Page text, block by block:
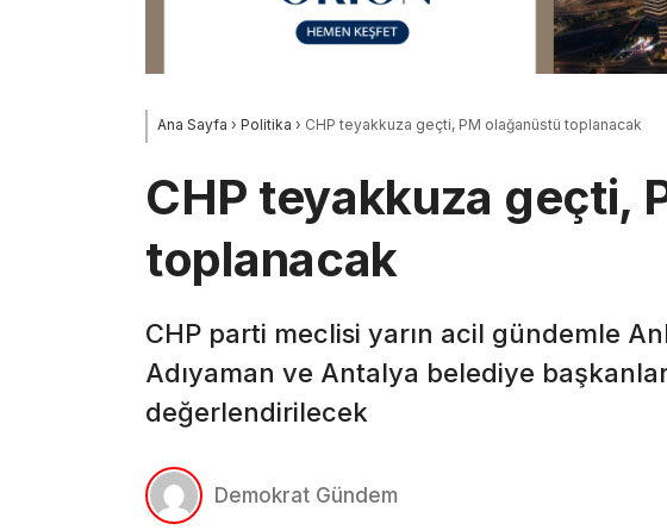
Ana Sayfa › Politika › CHP teyakkuza geçti, PM olağanüstü toplanacak
CHP teyakkuza geçti,
toplanacak
CHP parti meclisi yarın acil gündemle
Adıyaman ve Antalya belediye
değerlendirilecek
Demokrat Gündem